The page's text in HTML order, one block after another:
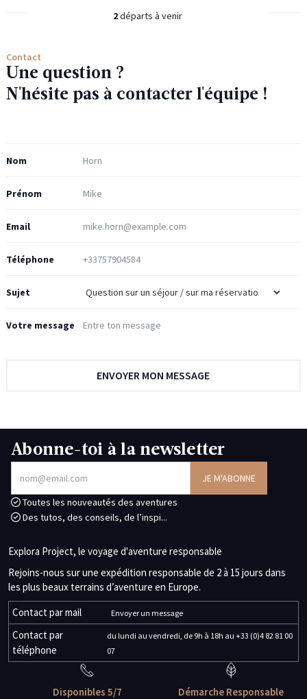
2départs à venir
Contact
Une question ?
N'hésite pas à contacter l'équipe !
Nom
Prénom
Email
Téléphone
Sujet
Votre message
Abonne-toi à la newsletter
Toutes les nouveautés des aventures
Des tutos, des conseils, de l’inspi...
Explora Project, le voyage d'aventure responsable
Rejoins-nous sur une expédition responsable de 2 à 15 jours dans
les plus beaux terrains d’aventure en Europe.
Contact par mail
Envoyer un message
Contact par
téléphone
du lundi au vendredi, de 9h à 18h au +33 (0)4 82 81 00
07
Disponibles 5/7 Démarche Responsable